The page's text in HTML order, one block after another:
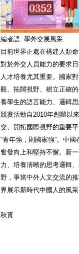
編者語: 學外交展風采
目前世界正處在構建人類
對於外交人員能力的要求
人才培養尤其重要。國家
觀、拓闊視野、樹立正確
養學生的語言能力、邏輯
競賽活動自2010年創辦以
交、開拓國際視野的重要平
“青年強，則國家強”。中
奮發向上和堅持不懈。新
力、培養清晰的思考邏輯
野，爭當中外人文交流的
界展示新時代中國人的風采
秋實